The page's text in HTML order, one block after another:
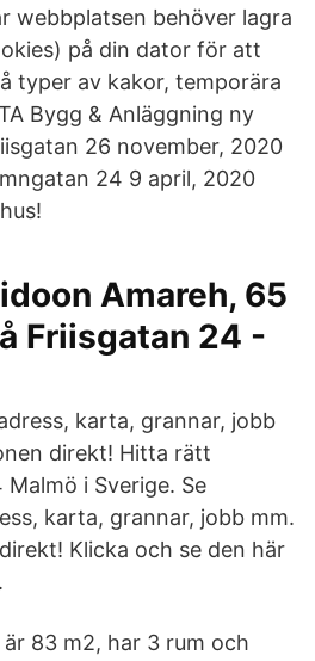
webbplatsen behöver lagra
på din dator för att
typer av kakor, temporära
Bygg & Anläggning ny
26 november, 2020
24 9 april, 2020
Amareh, 65
Friisgatan 24 -
karta, grannar, jobb
direkt! Hitta rätt
i Sverige. Se
karta, grannar, jobb mm.
Klicka och se den här
83 m2, har 3 rum och